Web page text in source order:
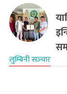
लुम्बिनी सञ्‍चार